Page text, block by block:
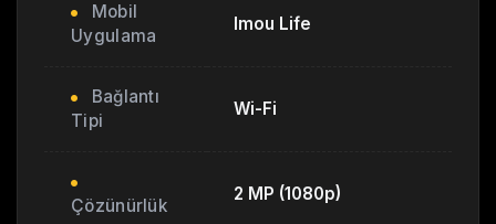
Mobil
Uygulama
Imou Life
Bağlantı
Tipi
Wi-Fi
Çözünürlük
2 MP (1080p)